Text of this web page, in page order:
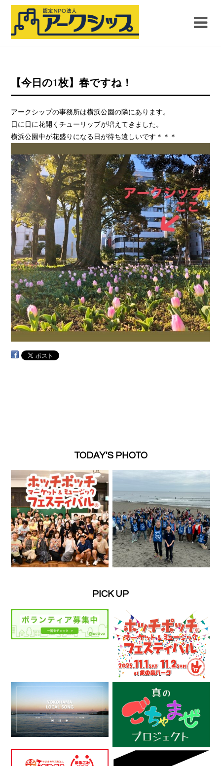
【今日の1枚】春ですね！
アークシップの事務所は横浜公園の隣にあります。
日に日に花開くチューリップが増えてきました。
横浜公園中が花盛りになる日が待ち遠しいです＊＊＊
TODAY'S PHOTO
PICK UP